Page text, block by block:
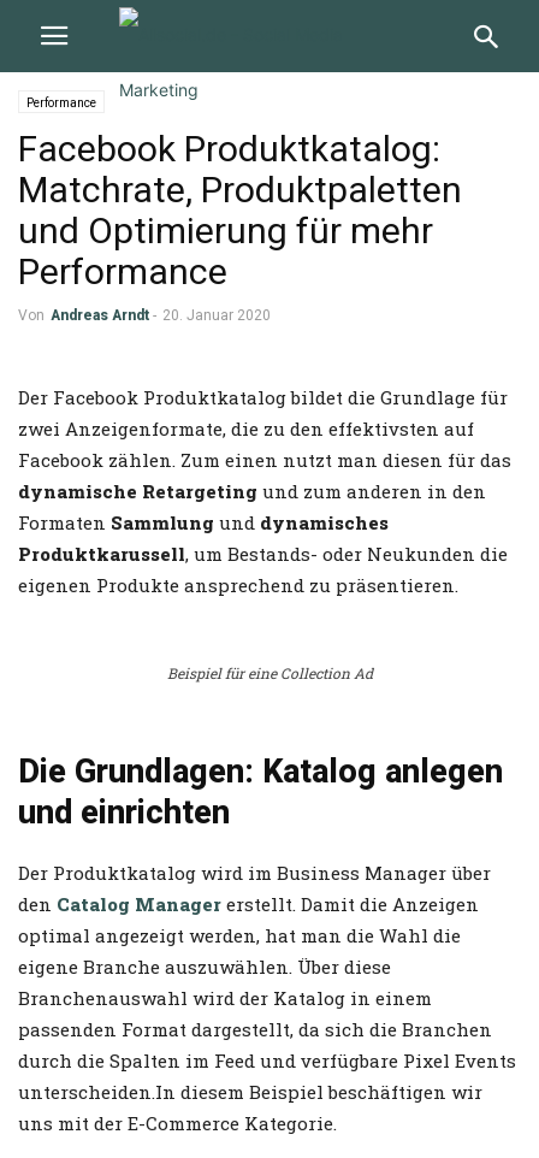
Performance
Facebook Produktkatalog:
Matchrate, Produktpaletten
und Optimierung für mehr
Performance
Von Andreas Arndt - 20. Januar 2020
Der Facebook Produktkatalog bildet die Grundlage für
zwei Anzeigenformate, die zu den effektivsten auf
Facebook zählen. Zum einen nutzt man diesen für das
dynamische Retargeting und zum anderen in den
Formaten Sammlung und dynamisches
Produktkarussell, um Bestands- oder Neukunden die
eigenen Produkte ansprechend zu präsentieren.
Beispiel für eine Collection Ad
Die Grundlagen: Katalog anlegen
und einrichten
Der Produktkatalog wird im Business Manager über
den Catalog Manager erstellt. Damit die Anzeigen
optimal angezeigt werden, hat man die Wahl die
eigene Branche auszuwählen. Über diese
Branchenauswahl wird der Katalog in einem
passenden Format dargestellt, da sich die Branchen
durch die Spalten im Feed und verfügbare Pixel Events
unterscheiden.In diesem Beispiel beschäftigen wir
uns mit der E-Commerce Kategorie.